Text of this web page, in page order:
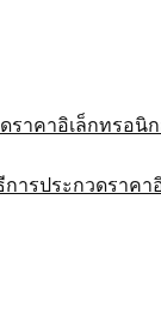
าคาอิเล็กทรอนิก
รประกวดราคา